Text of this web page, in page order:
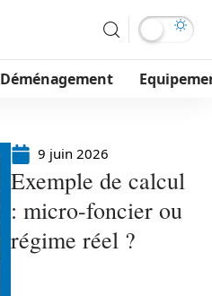
Déménagement
9 juin 2026
Exemple de calcul
: micro-foncier ou
régime réel ?